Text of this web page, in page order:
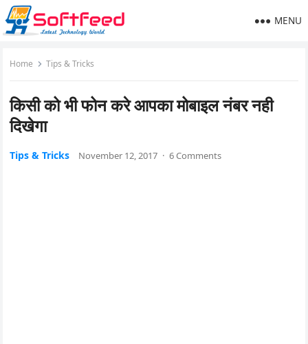
MENU
Home Tips & Tricks
किसी को भी फोन करे आपका मोबाइल नंबर नही
दिखेगा
Tips & Tricks November 12, 2017 · 6 Comments